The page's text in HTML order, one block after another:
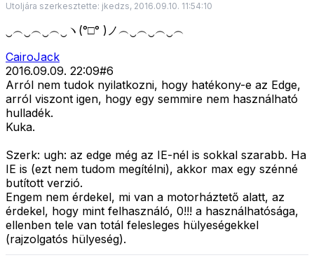
Utoljára szerkesztette: jkedzs, 2016.09.10. 11:54:10
‿︵‿︵‿︵‿ヽ(°□° )ノ︵‿︵‿︵‿︵
CairoJack
2016.09.09. 22:09#6
Arról nem tudok nyilatkozni, hogy hatékony-e az Edge,
arról viszont igen, hogy egy semmire nem használható
hulladék.
Kuka.
Szerk: ugh: az edge még az IE-nél is sokkal szarabb. Ha
IE is (ezt nem tudom megítélni), akkor max egy szénné
butított verzió.
Engem nem érdekel, mi van a motorháztető alatt, az
érdekel, hogy mint felhasználó, 0!!! a használhatósága,
ellenben tele van totál felesleges hülyeségekkel
(rajzolgatós hülyeség).